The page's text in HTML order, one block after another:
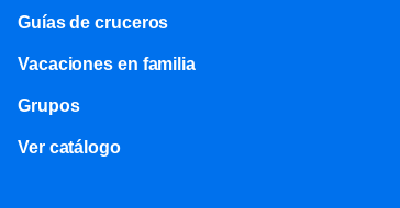
Guías de cruceros
Vacaciones en familia
Grupos
Ver catálogo